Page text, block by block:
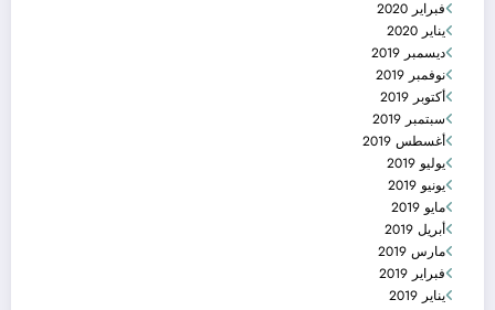
فبراير 2020
يناير 2020
ديسمبر 2019
نوفمبر 2019
أكتوبر 2019
سبتمبر 2019
أغسطس 2019
يوليو 2019
يونيو 2019
مايو 2019
أبريل 2019
مارس 2019
فبراير 2019
يناير 2019